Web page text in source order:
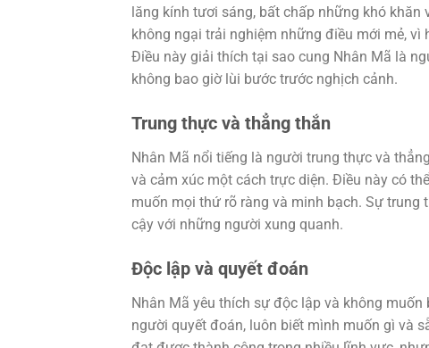
lăng kính tươi sáng, bất chấp những khó
không ngại trải nghiệm những điều mới mẻ,
Điều này giải thích tại sao cung Nhân Mã là
không bao giờ lùi bước trước nghịch cảnh.
Trung thực và thẳng thắn
Nhân Mã nổi tiếng là người trung thực và
và cảm xúc một cách trực diện. Điều này có
muốn mọi thứ rõ ràng và minh bạch. Sự
cậy với những người xung quanh.
Độc lập và quyết đoán
Nhân Mã yêu thích sự độc lập và không
người quyết đoán, luôn biết mình muốn gì và